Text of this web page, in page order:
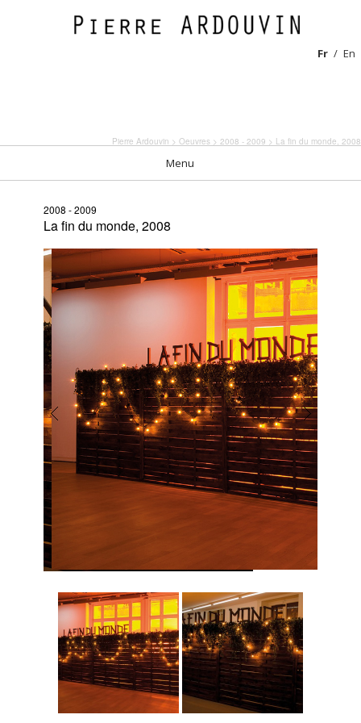
Fr En
Pierre Ardouvin > Oeuvres > 2008 - 2009 > La fin du monde, 2008
Menu
2008 - 2009
La fin du monde, 2008